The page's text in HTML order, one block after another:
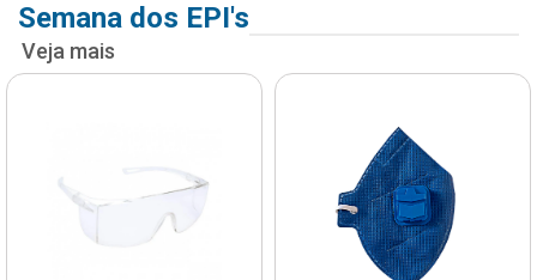
Semana dos EPI's
Veja mais